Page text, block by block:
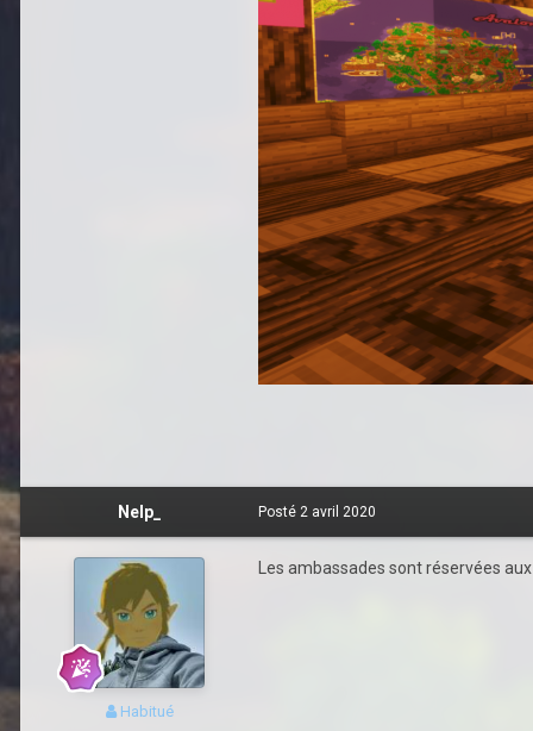
Nelp_
Habitué
Posté 2 avril 2020
Les ambassades sont réservées